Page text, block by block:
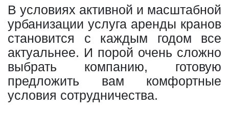
В условиях активной и масштабной
урбанизации услуга аренды кранов
становится с каждым годом все
актуальнее. И порой очень сложно
выбрать компанию, готовую
предложить вам комфортные
условия сотрудничества.